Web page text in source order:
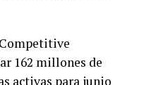
162 millones de
activas para junio